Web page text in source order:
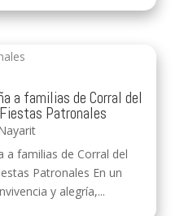
a familias de Corral del
Patronales
a familias de Corral del
Patronales En un
y alegría,...